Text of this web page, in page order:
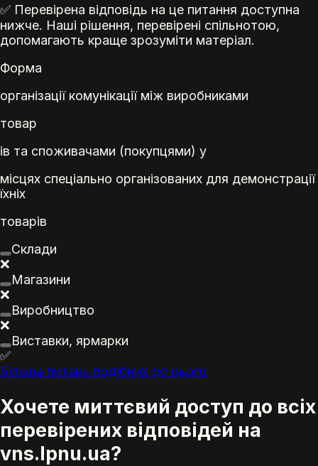
✅ Перевірена відповідь на це питання доступна
нижче. Наші рішення, перевірені спільнотою,
допомагають краще зрозуміти матеріал.
Форма
організації комунікації між виробниками
товар
ів та споживачами (покупцями) у
місцях спеціально організованих для демонстрації
їхніх
товарів
Склади
❌
Магазини
❌
Виробництво
❌
Виставки, ярмарки
✅
Більше питань подібних до цього
Хочете миттєвий доступ до всіх
перевірених відповідей на
vns.lpnu.ua?